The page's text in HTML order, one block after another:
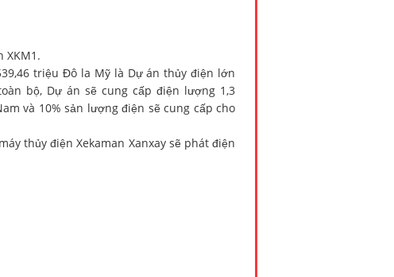
XKM1.
triệu Đô la Mỹ là Dự án thủy điện lớn
bộ, Dự án sẽ cung cấp điện lượng 1,3
và 10% sản lượng điện sẽ cung cấp cho
thủy điện Xekaman Xanxay sẽ phát điện